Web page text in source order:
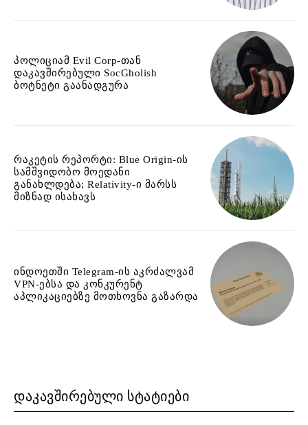
პოლიციამ Evil Corp-თან
დაკავშირებული SocGholish
ბოტნეტი გაანადგურა
რაკეტის რეპორტი: Blue Origin-ის
სამშვიდობო მოედანი
განახლდება; Relativity-ი მარსს
მიზნად ისახავს
ინდოეთში Telegram-ის აკრძალვამ
VPN-ებსა და კონკურენტ
აპლიკაციებზე მოთხოვნა გაზარდა
ᲓᲐᲙᲐᲕᲨᲘᲠᲔᲑᲣᲚᲘ ᲡᲢᲐᲢᲘᲔᲑᲘ